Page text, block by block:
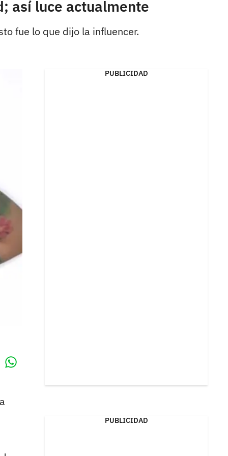
así luce actualmente
fue lo que dijo la influencer.
PUBLICIDAD
PUBLICIDAD